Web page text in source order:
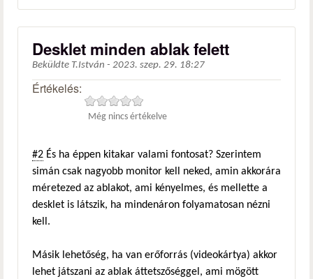
Desklet minden ablak felett
Beküldte T.István - 2023. szep. 29. 18:27
Értékelés:
Még nincs értékelve
#2 És ha éppen kitakar valami fontosat? Szerintem
simán csak nagyobb monitor kell neked, amin akkorára
méretezed az ablakot, ami kényelmes, és mellette a
desklet is látszik, ha mindenáron folyamatosan nézni
kell.
Másik lehetőség, ha van erőforrás (videokártya) akkor
lehet játszani az ablak áttetszőséggel, ami mögött